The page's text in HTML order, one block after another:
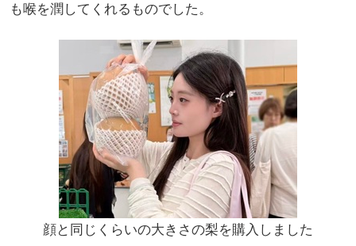
も喉を潤してくれるものでした。
顔と同じくらいの大きさの梨を購入しました